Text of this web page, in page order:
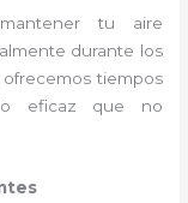
tu aire
durante los
ofrecemos tiempos
eficaz que no